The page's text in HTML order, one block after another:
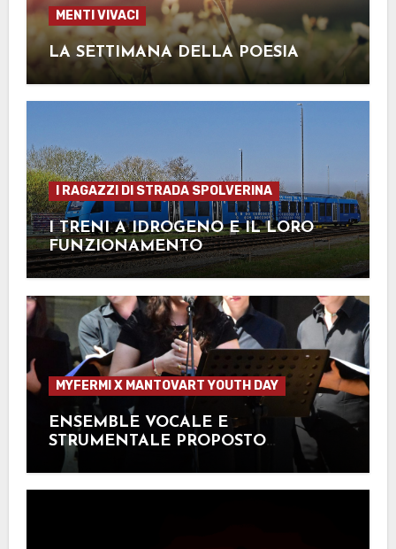
MENTI VIVACI
LA SETTIMANA DELLA POESIA
I RAGAZZI DI STRADA SPOLVERINA
I TRENI A IDROGENO E IL LORO
FUNZIONAMENTO
MYFERMI X MANTOVART YOUTH DAY
ENSEMBLE VOCALE E
STRUMENTALE PROPOSTO
DALL’ESTE